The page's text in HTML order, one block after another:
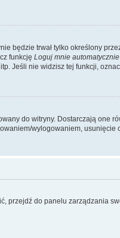
będzie trwał tylko określony
funkcję Loguj mnie automatycznie
Jeśli nie widzisz tej funkcji,
do witryny. Dostarczają one
wylogowaniem, usunięcie
przejdź do panelu zarządzania